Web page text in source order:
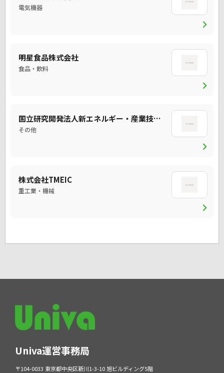
電気機器
chevron_right
明星食品株式会社
食品・飲料
chevron_right
国立研究開発法人新エネルギー・産業技術総合開発機構（NEDO）
その他
chevron_right
株式会社TMEIC
重工業・機械
chevron_right
Univa運営事務局
〒104-0033 東京都中央区新川1-3-10 旭ビルディング5階